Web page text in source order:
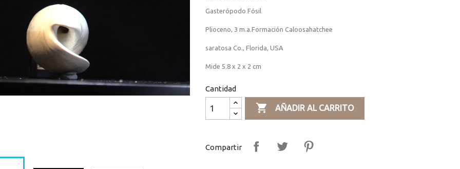
Gasterópodo Fósil
Plioceno, 3 m.a.Formación Caloosahatchee
saratosa Co., Florida, USA
Mide 5.8 x 2 x 2 cm
Cantidad
 AÑADIR AL CARRITO
Compartir